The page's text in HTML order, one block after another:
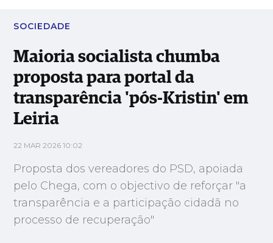
SOCIEDADE
Maioria socialista chumba
proposta para portal da
transparência 'pós-Kristin' em
Leiria
22 MAR 2026 10:02
Proposta dos vereadores do PSD, apoiada
pelo Chega, com o objectivo de reforçar "a
transparência e a participação cidadã no
processo de recuperação"